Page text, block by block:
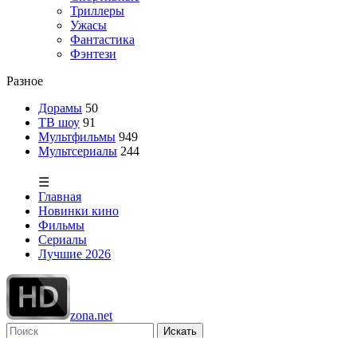
Триллеры
Ужасы
Фантастика
Фэнтези
Разное
Дорамы 50
ТВ шоу 91
Мультфильмы 949
Мультсериалы 244
☰
Главная
Новинки кино
Фильмы
Сериалы
Лучшие 2026
zona.net
Искать